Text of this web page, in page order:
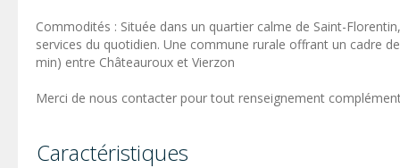
Commodités : Située dans un quartier calme de Saint-
services du quotidien. Une commune rurale offrant un cadre
min) entre Châteauroux et Vierzon
Merci de nous contacter pour tout renseignement
Caractéristiques